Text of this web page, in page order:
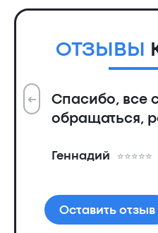
ОТЗЫВЫ
Спасибо, все
обращаться,
Геннадий
➜
Оставить отзыв